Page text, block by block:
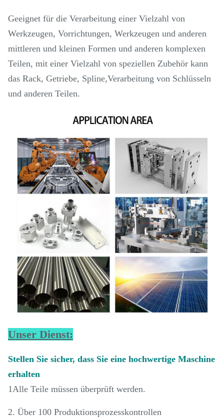
Geeignet für die Verarbeitung einer Vielzahl von
Werkzeugen, Vorrichtungen, Werkzeugen und anderen
mittleren und kleinen Formen und anderen komplexen
Teilen, mit einer Vielzahl von speziellen Zubehör kann
das Rack, Getriebe, Spline,Verarbeitung von Schlüsseln
und anderen Teilen.
Unser Dienst:
Stellen Sie sicher, dass Sie eine hochwertige Maschine
erhalten
1Alle Teile müssen überprüft werden.
2. Über 100 Produktionsprozesskontrollen